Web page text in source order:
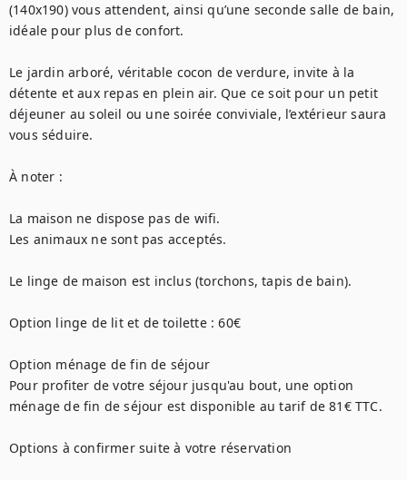
(140x190) vous attendent, ainsi qu’une seconde salle de bain,
idéale pour plus de confort.
Le jardin arboré, véritable cocon de verdure, invite à la
détente et aux repas en plein air. Que ce soit pour un petit
déjeuner au soleil ou une soirée conviviale, l’extérieur saura
vous séduire.
À noter :
La maison ne dispose pas de wifi.
Les animaux ne sont pas acceptés.
Le linge de maison est inclus (torchons, tapis de bain).
Option linge de lit et de toilette : 60€
Option ménage de fin de séjour
Pour profiter de votre séjour jusqu'au bout, une option
ménage de fin de séjour est disponible au tarif de 81€ TTC.
Options à confirmer suite à votre réservation